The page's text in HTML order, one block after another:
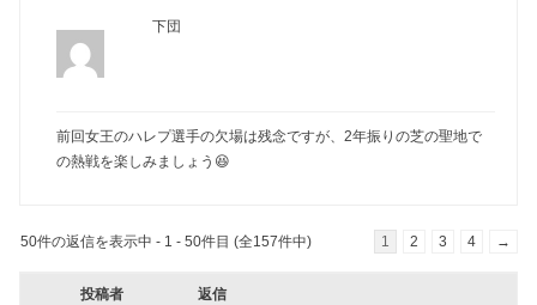
下団
前回女王のハレプ選手の欠場は残念ですが、2年振りの芝の聖地で
の熱戦を楽しみましょう😆
50件の返信を表示中 - 1 - 50件目 (全157件中) 1 2 3 4 →
投稿者 返信